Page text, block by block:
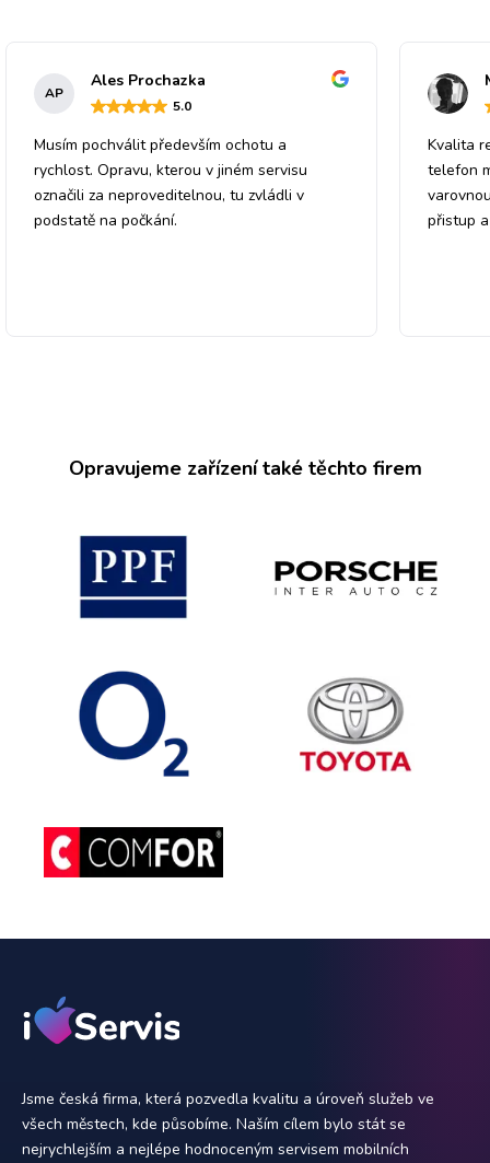
AP
Ales Prochazka
5.0
Musím pochválit především ochotu a
rychlost. Opravu, kterou v jiném servisu
označili za neproveditelnou, tu zvládli v
podstatě na počkání.
Kvalita
telefon
přistup
Opravujeme zařízení také těchto firem
Jsme česká firma, která pozvedla kvalitu a úroveň služeb ve
všech městech, kde působíme. Naším cílem bylo stát se
nejrychlejším a nejlépe hodnoceným servisem mobilních